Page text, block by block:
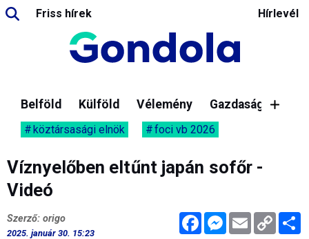
Friss hírek Hírlevél
Belföld Külföld Vélemény Gazdaság
köztársasági elnök foci vb 2026
Víznyelőben eltűnt japán sofőr -
Videó
FacebookMessenger
Email Copy
Link
Szerző: origo
2025. január 30. 15:23